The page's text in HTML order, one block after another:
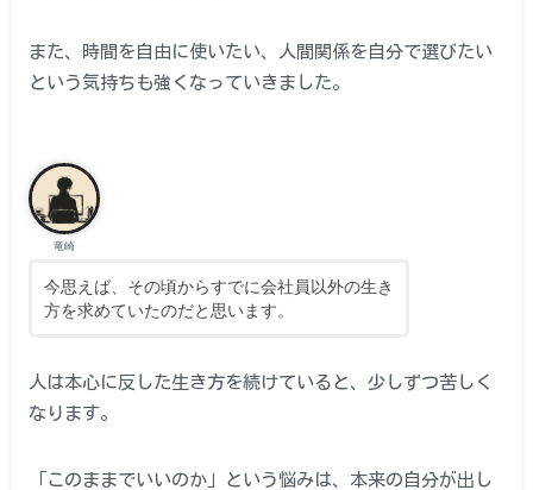
また、時間を自由に使いたい、人間関係を自分で選びたい
という気持ちも強くなっていきました。
竜崎
今思えば、その頃からすでに会社員以外の生き
方を求めていたのだと思います。
人は本心に反した生き方を続けていると、少しずつ苦しく
なります。
「このままでいいのか」という悩みは、本来の自分が出し